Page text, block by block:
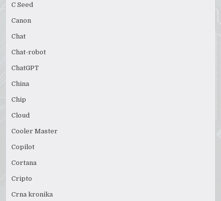
C Seed
Canon
Chat
Chat-robot
ChatGPT
China
Chip
Cloud
Cooler Master
Copilot
Cortana
Cripto
Crna kronika